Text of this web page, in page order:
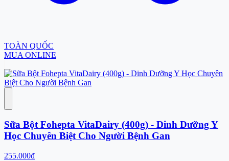
TOÀN QUỐC
MUA ONLINE
Sữa Bột Fohepta VitaDairy (400g) - Dinh Dưỡng Y
Học Chuyên Biệt Cho Người Bệnh Gan
255.000đ